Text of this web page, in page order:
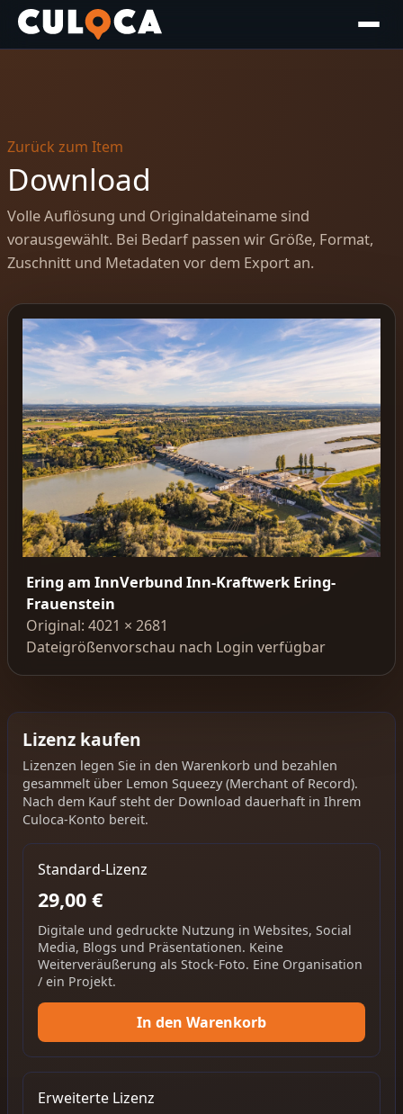
Zurück zum Item
Download
Volle Auflösung und Originaldateiname sind
vorausgewählt. Bei Bedarf passen wir Größe, Format,
Zuschnitt und Metadaten vor dem Export an.
Ering am InnVerbund Inn-Kraftwerk Ering-
Frauenstein
Original: 4021 × 2681
Dateigrößenvorschau nach Login verfügbar
Lizenz kaufen
Lizenzen legen Sie in den Warenkorb und bezahlen
gesammelt über Lemon Squeezy (Merchant of Record).
Nach dem Kauf steht der Download dauerhaft in Ihrem
Culoca-Konto bereit.
Standard-Lizenz
29,00 €
Digitale und gedruckte Nutzung in Websites, Social
Media, Blogs und Präsentationen. Keine
Weiterveräußerung als Stock-Foto. Eine Organisation
/ ein Projekt.
In den Warenkorb
Erweiterte Lizenz